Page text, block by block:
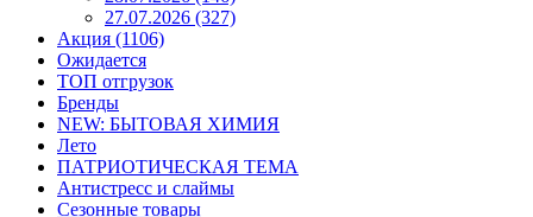
27.07.2026 (327)
Акция (1106)
Ожидается
ТОП отгрузок
Бренды
NEW: БЫТОВАЯ ХИМИЯ
Лето
ПАТРИОТИЧЕСКАЯ ТЕМА
Антистресс и слаймы
Сезонные товары